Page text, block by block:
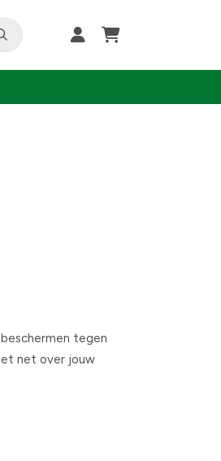
tegen
net over jouw